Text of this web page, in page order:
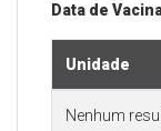
Data de
Unidade
Nenhum